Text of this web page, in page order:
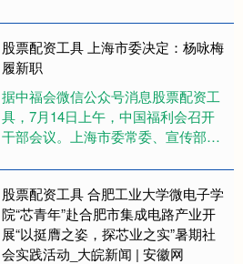
想说股票配资工具，我没有走....
股票配资工具 上海市委决定：杨咏梅
履新职
据中福会微信公众号消息股票配资工
具，7月14日上午，中国福利会召开
干部会议。上海市委常委、宣传部部
部副部长、市人才局局长潘晓岗....
股票配资工具 合肥工业大学微电子学
院“芯青年”赴合肥市集成电路产业开
展“以挺膺之姿，探芯业之实”暑期社
会实践活动_大皖新闻 | 安徽网